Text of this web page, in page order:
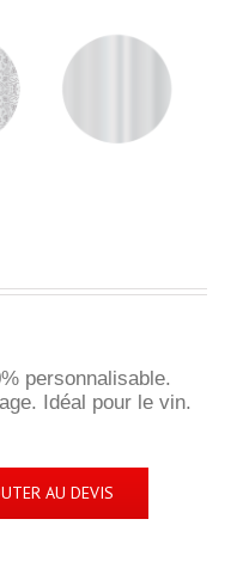
personnalisable.
Idéal pour le vin.
AU DEVIS